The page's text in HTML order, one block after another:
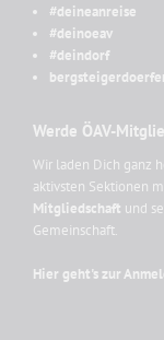
#deineanreise
#deinoeav
#deindorf
Werde ÖAV-
Wir laden Dich ganz
aktivsten Sektionen
Mitgliedschaft und
Gemeinschaft.
Hier geht's zur